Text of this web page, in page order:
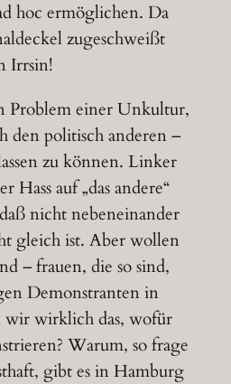
hoc ermöglichen. Da
zugeschweißt
Irrsin!
Problem einer Unkultur,
den politisch anderen –
zu können. Linker
Hass auf „das andere“
nicht nebeneinander
gleich ist. Aber wollen
– frauen, die so sind,
Demonstranten in
wirklich das, wofür
Warum, so frage
gibt es in Hamburg